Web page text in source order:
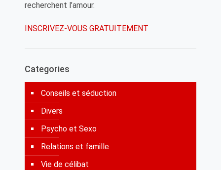
recherchent l’amour.
INSCRIVEZ-VOUS GRATUITEMENT
Categories
Conseils et séduction
Divers
Psycho et Sexo
Relations et famille
Vie de célibat